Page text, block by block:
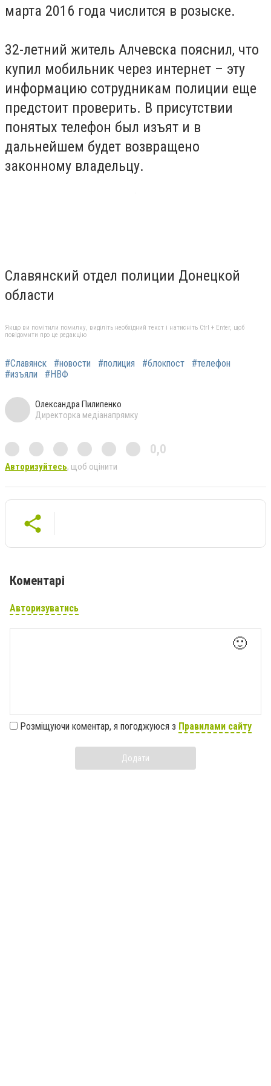
марта 2016 года числится в розыске.
32-летний житель Алчевска пояснил, что
купил мобильник через интернет – эту
информацию сотрудникам полиции еще
предстоит проверить. В присутствии
понятых телефон был изъят и в
дальнейшем будет возвращено
законному владельцу.
Славянский отдел полиции Донецкой
области
Якщо ви помітили помилку, виділіть необхідний текст і натисніть Ctrl + Enter, щоб
повідомити про це редакцію
#Славянск #новости #полиция #блокпост
#телефон
#изъяли
#НВФ
Олександра Пилипенко
Директорка медіанапрямку
0,0
Авторизуйтесь, щоб оцінити
Коментарі
Авторизуватись
🙂
Розміщуючи коментар, я погоджуюся з Правилами сайту
Додати